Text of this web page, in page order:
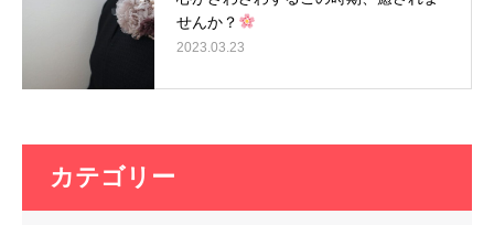
せんか？
2023.03.23
カテゴリー